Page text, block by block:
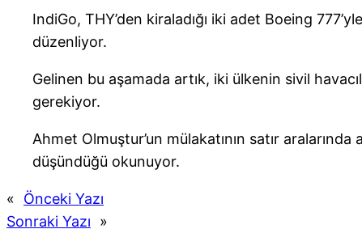
IndiGo, THY’den kiraladığı iki adet Boeing
düzenliyor.
Gelinen bu aşamada artık, iki ülkenin sivil
gerekiyor.
Ahmet Olmuştur’un mülakatının satır
düşündüğü okunuyor.
«
Önceki Yazı
Sonraki Yazı
»